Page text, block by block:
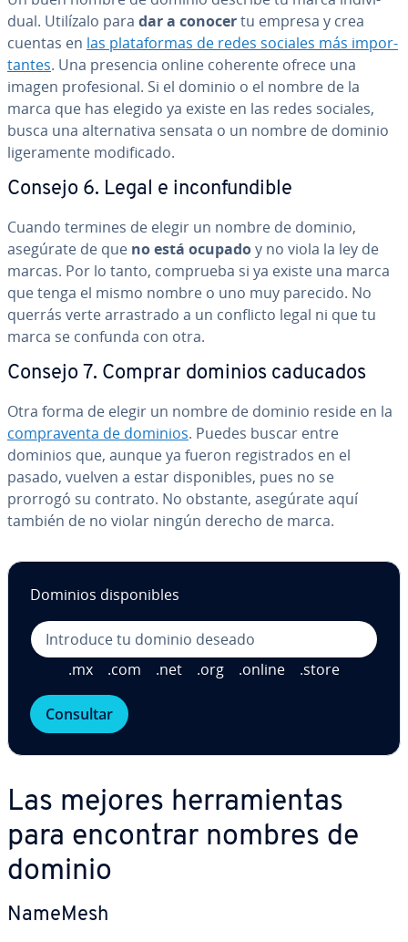
dual. Utilízalo para dar a conocertu empresa y crea
cuentas en las pla­ta­fo­r­mas de redes sociales más im­po­r­
ta­n­tes. Una presencia online coherente ofrece una
imagen pro­fe­sio­nal. Si el dominio o el nombre de la
marca que has elegido ya existe en las redes sociales,
busca una al­te­r­na­ti­va sensata o un nombre de dominio
li­ge­ra­me­n­te mo­di­fi­ca­do.
Consejo 6. Legal e in­co­n­fu­n­di­ble
Cuando termines de elegir un nombre de dominio,
asegúrate de que no está ocupadoy no viola la ley de
marcas. Por lo tanto, comprueba si ya existe una marca
que tenga el mismo nombre o uno muy parecido. No
querrás verte arra­s­tra­do a un conflicto legal ni que tu
marca se confunda con otra.
Consejo 7. Comprar dominios caducados
Otra forma de elegir un nombre de dominio reside en la
co­m­pra­ve­n­ta de dominios. Puedes buscar entre
dominios que, aunque ya fueron re­gi­s­tra­dos en el
pasado, vuelven a estar di­s­po­ni­bles, pues no se
prorrogó su contrato. No obstante, asegúrate aquí
también de no violar ningún derecho de marca.
Dominios di­s­po­ni­bles
.mx .com .net .org .online .store
Consultar
Las mejores he­rra­mie­n­tas
para encontrar nombres de
dominio
NameMesh